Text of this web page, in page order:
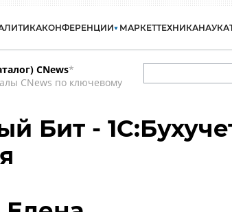
КОНФЕРЕНЦИИ МАРКЕТТЕХНИКАНАУКА
CNews*
CNews по ключевому
Бит -